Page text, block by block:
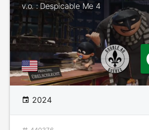
v.o. : Despicable Me 4
2024